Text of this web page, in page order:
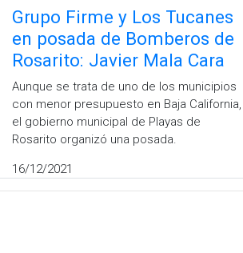
Grupo Firme y Los Tucanes
en posada de Bomberos de
Rosarito: Javier Mala Cara
Aunque se trata de uno de los municipios
con menor presupuesto en Baja California,
el gobierno municipal de Playas de
Rosarito organizó una posada.
16/12/2021